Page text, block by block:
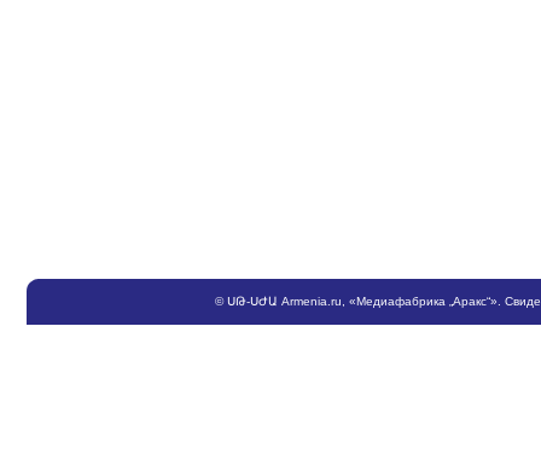
©ՍԹ-ՍԺԱ Armenia.ru , «Медиафабрика „Аракс“».